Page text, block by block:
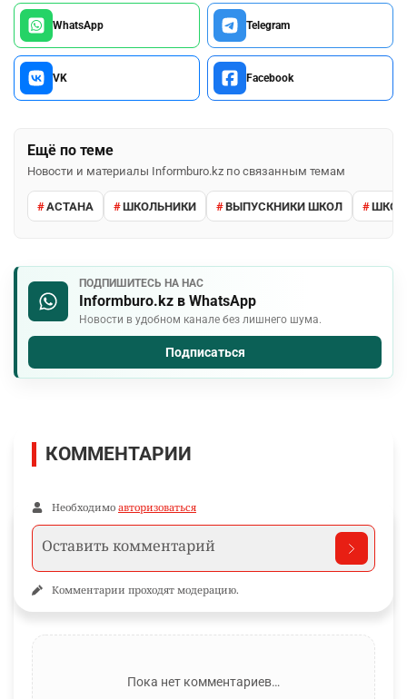
WhatsApp Telegram
VK Facebook
Ещё по теме
Новости и материалы Informburo.kz по связанным темам
АСТАНА ШКОЛЬНИКИ ВЫПУСКНИКИ ШКОЛ
ПОДПИШИТЕСЬ НА НАС
Informburo.kz в WhatsApp
Новости в удобном канале без лишнего шума.
Подписаться
КОММЕНТАРИИ
Необходимо авторизоваться
Комментарии проходят модерацию.
Пока нет комментариев…